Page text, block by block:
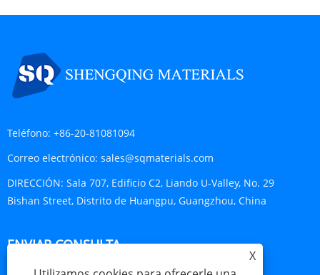
Teléfono: +86-20-81081094
Correo electrónico: sales@sqmaterials.com
DIRECCIÓN: Sala 707, Edificio C2, Liando U-Valley, No. 29
Bishan Street, Distrito de Huangpu, Guangzhou, China
ENVIAR CONSULTA
X